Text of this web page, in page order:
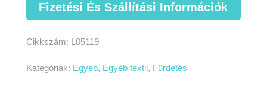
Fizetési És Szállítási Információk
Cikkszám: L05119
Kategóriák: Egyéb, Egyéb textil, Fürdetés